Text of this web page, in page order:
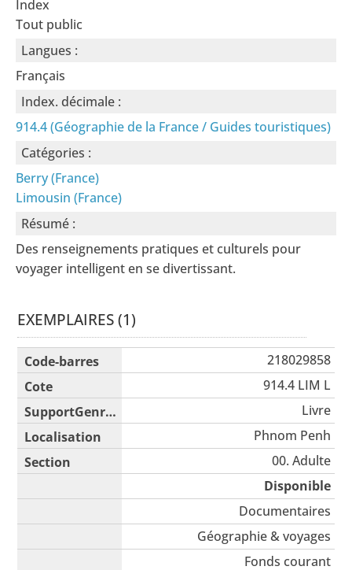
Index
Tout public
Langues :
Français
Index. décimale :
914.4 (Géographie de la France / Guides touristiques)
Catégories :
Berry (France)
Limousin (France)
Résumé :
Des renseignements pratiques et culturels pour
voyager intelligent en se divertissant.
EXEMPLAIRES (1)
Liste des exemplaires
218029858
914.4 LIM L
Livre
Phnom Penh
00. Adulte
Disponible
Documentaires
Géographie & voyages
Fonds courant